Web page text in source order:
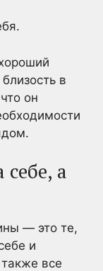
в
он
себе, а
— это те,
и
все